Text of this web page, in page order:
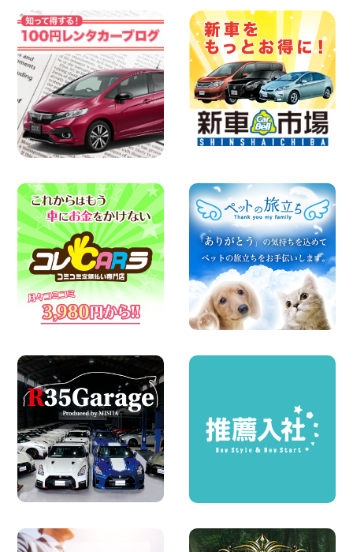
100円レンタカー 両津
2026年08月07日
日産セレナが新入荷!!中川かの里店!! 愛知
県 中川かの里店
100円レンタカー 中川かの里
2026年08月07日
☆ 夏休みクーポン登場!最大9,500円おト
ク! ☆ 鳥取県 鳥取青谷店
100円レンタカー 鳥取青谷
2026年08月07日
人気のハイエース!! 大阪府 寝屋川太間東
町店
100円レンタカー 寝屋川太間東町
2026年08月07日
夏季休暇のお知らせ 東京都 墨田両国店
100円レンタカー 墨田両国
2026年08月07日
夏季休暇のお知らせ 東京都 墨田文花店
100円レンタカー 墨田文花
2026年08月07日
旭南本宿町店
100円レンタカー 横浜旭南本宿町
お引越しに便利で最適!(禁煙車両) 香川県
坂出川津店
100円レンタカー 坂出川津
2026年08月07日